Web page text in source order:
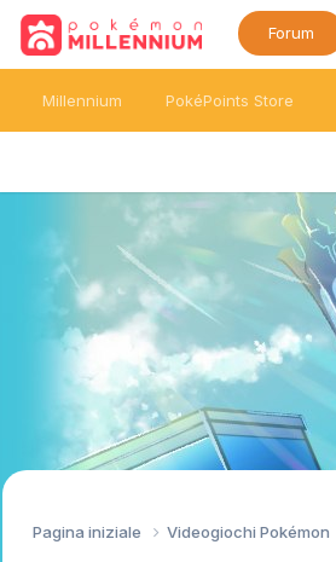
Forum
Millennium PokéPoints Store
Pagina iniziale Videogiochi Pokémon